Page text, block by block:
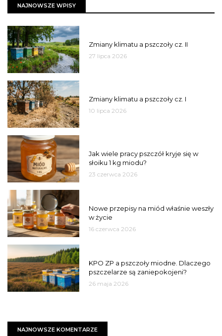
NAJNOWSZE WPISY
Zmiany klimatu a pszczoły cz. II
27 lipca 2026
Zmiany klimatu a pszczoły cz. I
10 lipca 2026
Jak wiele pracy pszczół kryje się w
słoiku 1 kg miodu?
23 czerwca 2026
Nowe przepisy na miód właśnie weszły
w życie
16 czerwca 2026
KPO ZP a pszczoły miodne. Dlaczego
pszczelarze są zaniepokojeni?
26 maja 2026
NAJNOWSZE KOMENTARZE